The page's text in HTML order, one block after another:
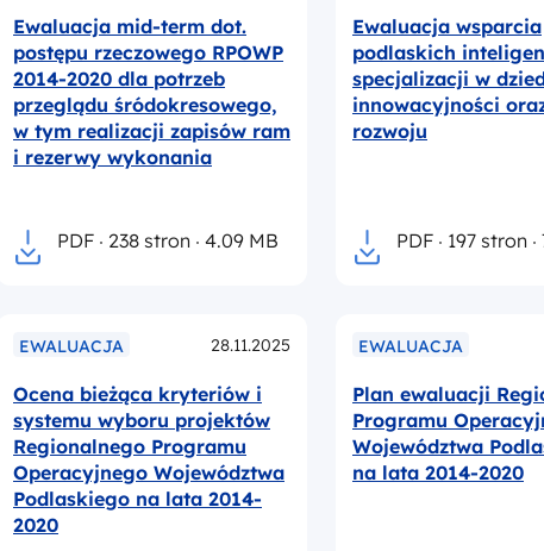
Ewaluacja mid-term dot.
postępu rzeczowego RPOWP
2014-2020 dla potrzeb
przeglądu śródokresowego,
w tym realizacji zapisów ram
i rezerwy wykonania
PDF 238 stron 4.09 MB
Ewaluacja wsparcia
podlaskich
specjalizacji w
innowacyjności
rozwoju
PDF 197 stron
EWALUACJA 28.11.2025
Ocena bieżąca kryteriów i
systemu wyboru projektów
Regionalnego Programu
Operacyjnego Województwa
Podlaskiego na lata 2014-
2020
EWALUACJA
Plan ewaluacji
Programu
Województwa
na lata 2014-2020